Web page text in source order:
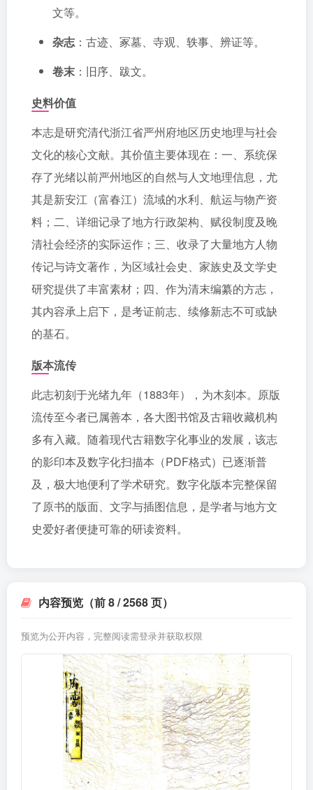
文等。
杂志：古迹、冢墓、寺观、轶事、辨证等。
卷末 ：旧序、跋文。
史料价值
本志是研究清代浙江省严州府地区历史地理与社会
文化的核心文献。其价值主要体现在：一、系统保
存了光绪以前严州地区的自然与人文地理信息，尤
其是新安江（富春江）流域的水利、航运与物产资
料；二、详细记录了地方行政架构、赋役制度及晚
清社会经济的实际运作；三、收录了大量地方人物
传记与诗文著作，为区域社会史、家族史及文学史
研究提供了丰富素材；四、作为清末编纂的方志，
其内容承上启下，是考证前志、续修新志不可或缺
的基石。
版本流传
此志初刻于光绪九年（1883年），为木刻本。原版
流传至今者已属善本，各大图书馆及古籍收藏机构
多有入藏。随着现代古籍数字化事业的发展，该志
的影印本及数字化扫描本（PDF格式）已逐渐普
及，极大地便利了学术研究。数字化版本完整保留
了原书的版面、文字与插图信息，是学者与地方文
史爱好者便捷可靠的研读资料。
内容预览（前 8 / 2568 页）
预览为公开内容，完整阅读需登录并获取权限